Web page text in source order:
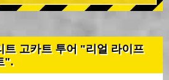
트 고카트 투어 "리얼 라이프
".